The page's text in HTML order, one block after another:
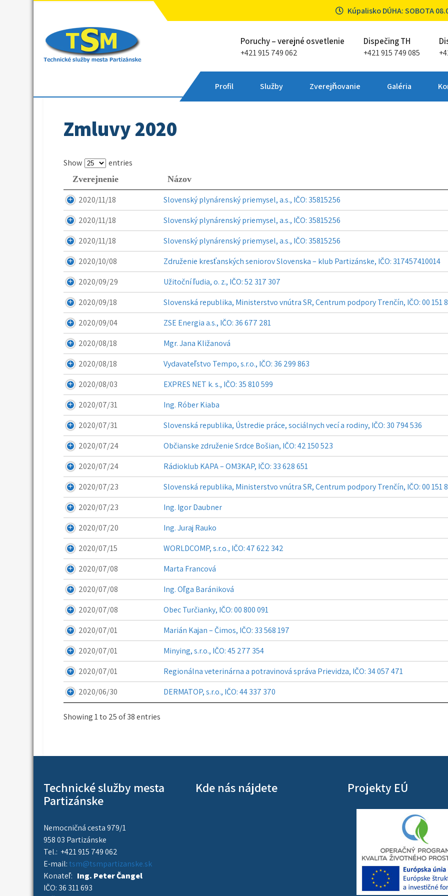
Kúpalisko DÚHA: SOBOTA
Technické služby mesta Partizánske
Poruchy – verejné osvetlenie
+421 915 749 062
Dispečing TH
+421 915 749 085
Profil Služby Zverejňovanie Galéria
Zmluvy 2020
Show entries
Zverejnenie Názov
2020/11/18
Slovenský plynárenský priemysel, a.s., IČO: 35815256
2020/11/18
Slovenský plynárenský priemysel, a.s., IČO: 35815256
2020/11/18
Slovenský plynárenský priemysel, a.s., IČO: 35815256
2020/10/08
Združenie kresťanských seniorov Slovenska – klub Partizánske, IČO: 317457410014
2020/09/29
Užitoční ľudia, o. z., IČO: 52 317 307
2020/09/18
Slovenská republika, Ministerstvo vnútra SR, Centrum podpory Trenčín, IČO: 00 151
2020/09/04
ZSE Energia a.s., IČO: 36 677 281
2020/08/18
Mgr. Jana Kližanová
2020/08/18
Vydavateľstvo Tempo, s.r.o., IČO: 36 299 863
2020/08/03
EXPRES NET k. s., IČO: 35 810 599
2020/07/31
Ing. Róber Kiaba
2020/07/31
Slovenská republika, Ústredie práce, sociálnych vecí a rodiny, IČO: 30 794 536
2020/07/24
Občianske združenie Srdce Bošian, IČO: 42 150 523
2020/07/24
Rádioklub KAPA – OM3KAP, IČO: 33 628 651
2020/07/23
Slovenská republika, Ministerstvo vnútra SR, Centrum podpory Trenčín, IČO: 00 151
2020/07/23
Ing. Igor Daubner
2020/07/20
Ing. Juraj Rauko
2020/07/15
WORLDCOMP, s.r.o., IČO: 47 622 342
2020/07/08
Marta Francová
2020/07/08
Ing. Oľga Barániková
2020/07/08
Obec Turčianky, IČO: 00 800 091
2020/07/01
Marián Kajan – Čimos, IČO: 33 568 197
2020/07/01
Minying, s.r.o., IČO: 45 277 354
2020/07/01
Regionálna veterinárna a potravinová správa Prievidza, IČO: 34 057 471
2020/06/30
DERMATOP, s.r.o., IČO: 44 337 370
Showing 1 to 25 of 38 entries
Technické služby mesta
Partizánske
Nemocničná cesta 979/1
958 03 Partizánske
Tel.: +421 915 749 062
E-mail:tsm@tsmpartizanske.sk
Konateľ: Ing. Peter Čangel
IČO: 36 311 693
Kde nás nájdete Projekty EÚ